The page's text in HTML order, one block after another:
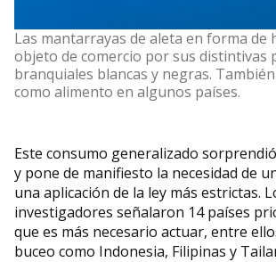
Las mantarrayas de aleta en forma de
objeto de comercio por sus distintivas
branquiales blancas y negras.
como alimento en algunos países.
Este consumo generalizado
y pone de manifiesto la necesidad de
una aplicación de la ley más estrictas.
investigadores señalaron 14 países
que es más necesario actuar, entre
buceo como Indonesia, Filipinas y